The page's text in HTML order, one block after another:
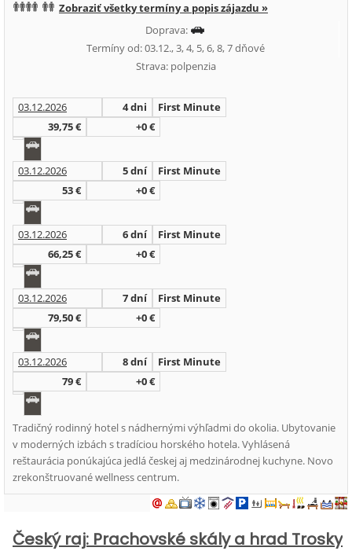
Zobraziť všetky termíny a popis zájazdu »
Doprava:
Termíny od: 03.12., 3, 4, 5, 6, 8, 7 dňové
Strava: polpenzia
03.12.2026 4 dni
First Minute
39,75 €
+0 €
03.12.2026 5 dní
First Minute
53 €
+0 €
03.12.2026 6 dní
First Minute
66,25 €
+0 €
03.12.2026 7 dní
First Minute
79,50 €
+0 €
03.12.2026 8 dní
First Minute
79 €
+0 €
Tradičný rodinný hotel s nádhernými výhľadmi do okolia. Ubytovanie
v moderných izbách s tradíciou horského hotela. Vyhlásená
reštaurácia ponúkajúca jedlá českej aj medzinárodnej kuchyne. Novo
zrekonštruované wellness centrum.
Český raj: Prachovské skály a hrad Trosky